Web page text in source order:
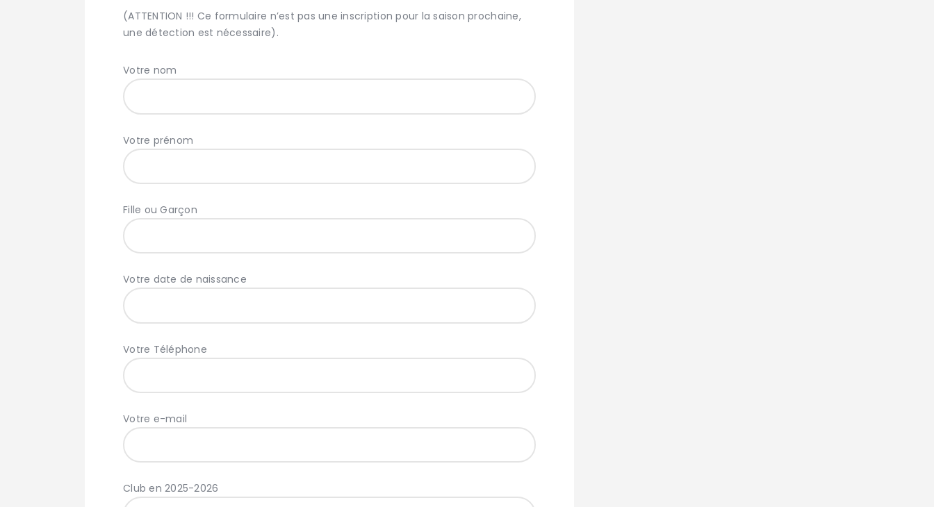
(ATTENTION !!! Ce formulaire n’est pas une inscription pour la saison prochaine,
une détection est nécessaire).
Votre nom
Votre prénom
Fille ou Garçon
Votre date de naissance
Votre Téléphone
Votre e-mail
Club en 2025-2026